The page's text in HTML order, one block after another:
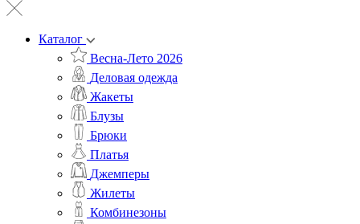
Каталог
Весна-Лето 2026
Деловая одежда
Жакеты
Блузы
Брюки
Платья
Джемперы
Жилеты
Комбинезоны